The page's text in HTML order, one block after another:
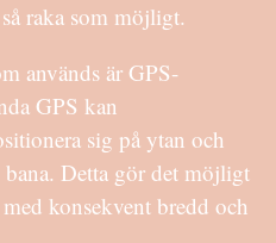
raka som möjligt.
används är GPS-
GPS kan
sig på ytan och
Detta gör det möjligt
konsekvent bredd och